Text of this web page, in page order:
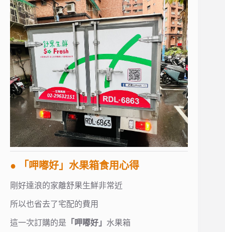
● 「呷嘟好」水果箱食用心得
剛好達浪的家離舒果生鮮非常近
所以也省去了宅配的費用
這一次訂購的是 「呷嘟好」 水果箱